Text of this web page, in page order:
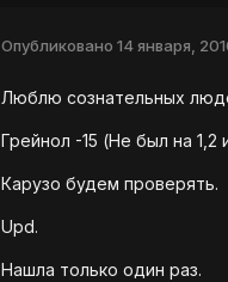
Опубликовано 14 января,
Люблю сознательных
Грейнол -15 (Не был на
Карузо будем проверять.
Upd.
Нашла только один раз.